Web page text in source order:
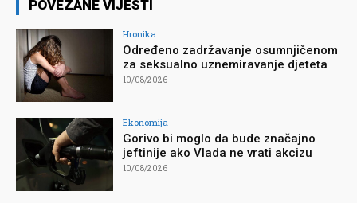
POVEZANE VIJESTI
Hronika
Određeno zadržavanje osumnjičenom
za seksualno uznemiravanje djeteta
10/08/2026
Ekonomija
Gorivo bi moglo da bude značajno
jeftinije ako Vlada ne vrati akcizu
10/08/2026